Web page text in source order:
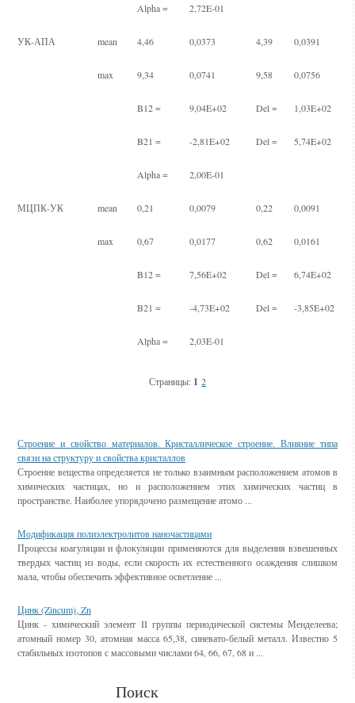
Alpha = 2,72E-01
УК-АПА mean 4,46 0,0373 4,39 0,0391
max 9,34 0,0741 9,58 0,0756
B12 = 9,04E+02 Del = 1,03E+02
B21 = -2,81E+02 Del = 5,74E+02
Alpha = 2,00E-01
МЦПК-УК mean 0,21 0,0079 0,22 0,0091
max 0,67 0,0177 0,62 0,0161
B12 = 7,56E+02 Del = 6,74E+02
B21 = -4,73E+02 Del = -3,85E+02
Alpha = 2,03E-01
Страницы: 1 2
Строение и свойство материалов. Кристаллическое строение. Влияние типа
связи на структуру и свойства кристаллов
Строение вещества определяется не только взаимным расположением атомов в
химических частицах, но и расположением этих химических частиц в
пространстве. Наиболее упорядочено размещение атомо ...
Модификация полиэлектролитов наночастицами
Процессы коагуляции и флокуляции применяются для выделения взвешенных
твердых частиц из воды, если скорость их естественного осаждения слишком
мала, чтобы обеспечить эффективное осветление ...
Цинк (Zincum), Zn
Цинк - химический элемент II группы периодической системы Менделеева;
атомный номер 30, атомная масса 65,38, синевато-белый металл. Известно 5
стабильных изотопов с массовыми числами 64, 66, 67, 68 и ...
Поиск